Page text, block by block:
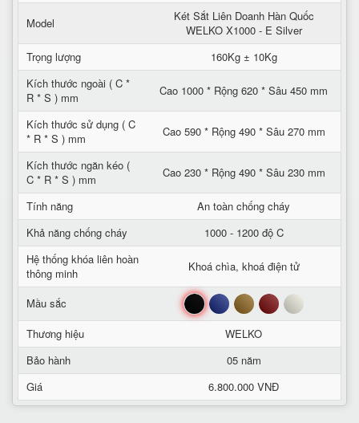
Model
Két Sắt Liên Doanh Hàn Quốc
WELKO X1000 - E Silver
Trọng lượng
160Kg ± 10Kg
Kích thước ngoài ( C *
R * S ) mm
Cao 1000 * Rộng 620 * Sâu 450 mm
Kích thước sử dụng ( C
* R * S ) mm
Cao 590 * Rộng 490 * Sâu 270 mm
Kích thước ngăn kéo (
C * R * S ) mm
Cao 230 * Rộng 490 * Sâu 230 mm
Tính năng
An toàn chống cháy
Khả năng chống cháy
1000 - 1200 độ C
Hệ thống khóa liên hoàn
thông minh
Khoá chìa, khoá điện tử
Mầu sắc Đen Xanh Nâu Đỏ Trắng
Thương hiệu
WELKO
Bảo hành
05 năm
Giá
6.800.000 VNĐ